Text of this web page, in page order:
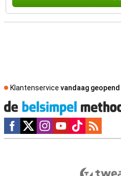
Klantenservice vandaag geopend
Social media